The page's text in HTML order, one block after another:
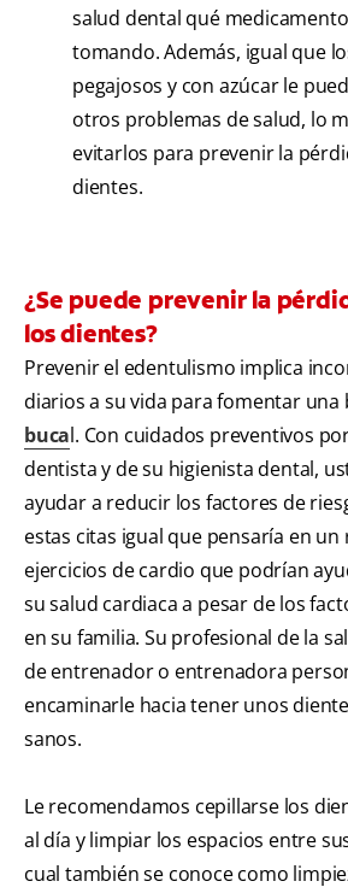
salud dental qué
tomando. Además, igual que
pegajosos y con azúcar le
otros problemas de salud, lo
evitarlos para prevenir la
dientes.
¿Se puede prevenir la
los dientes?
Prevenir el edentulismo implica
diarios a su vida para fomentar una
bucal. Con cuidados preventivos
dentista y de su higienista dental,
ayudar a reducir los factores de
estas citas igual que pensaría en un
ejercicios de cardio que podrían
su salud cardiaca a pesar de los
en su familia. Su profesional de la
de entrenador o entrenadora
encaminarle hacia tener unos
sanos.
Le recomendamos cepillarse los
al día y limpiar los espacios entre
cual también se conoce como